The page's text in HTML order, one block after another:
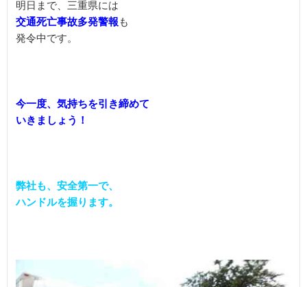
交通死亡事故多発警報 も
発令中です。
今一度、気持ちを引き締めて
いきましょう！
弊社も、安全第一で、